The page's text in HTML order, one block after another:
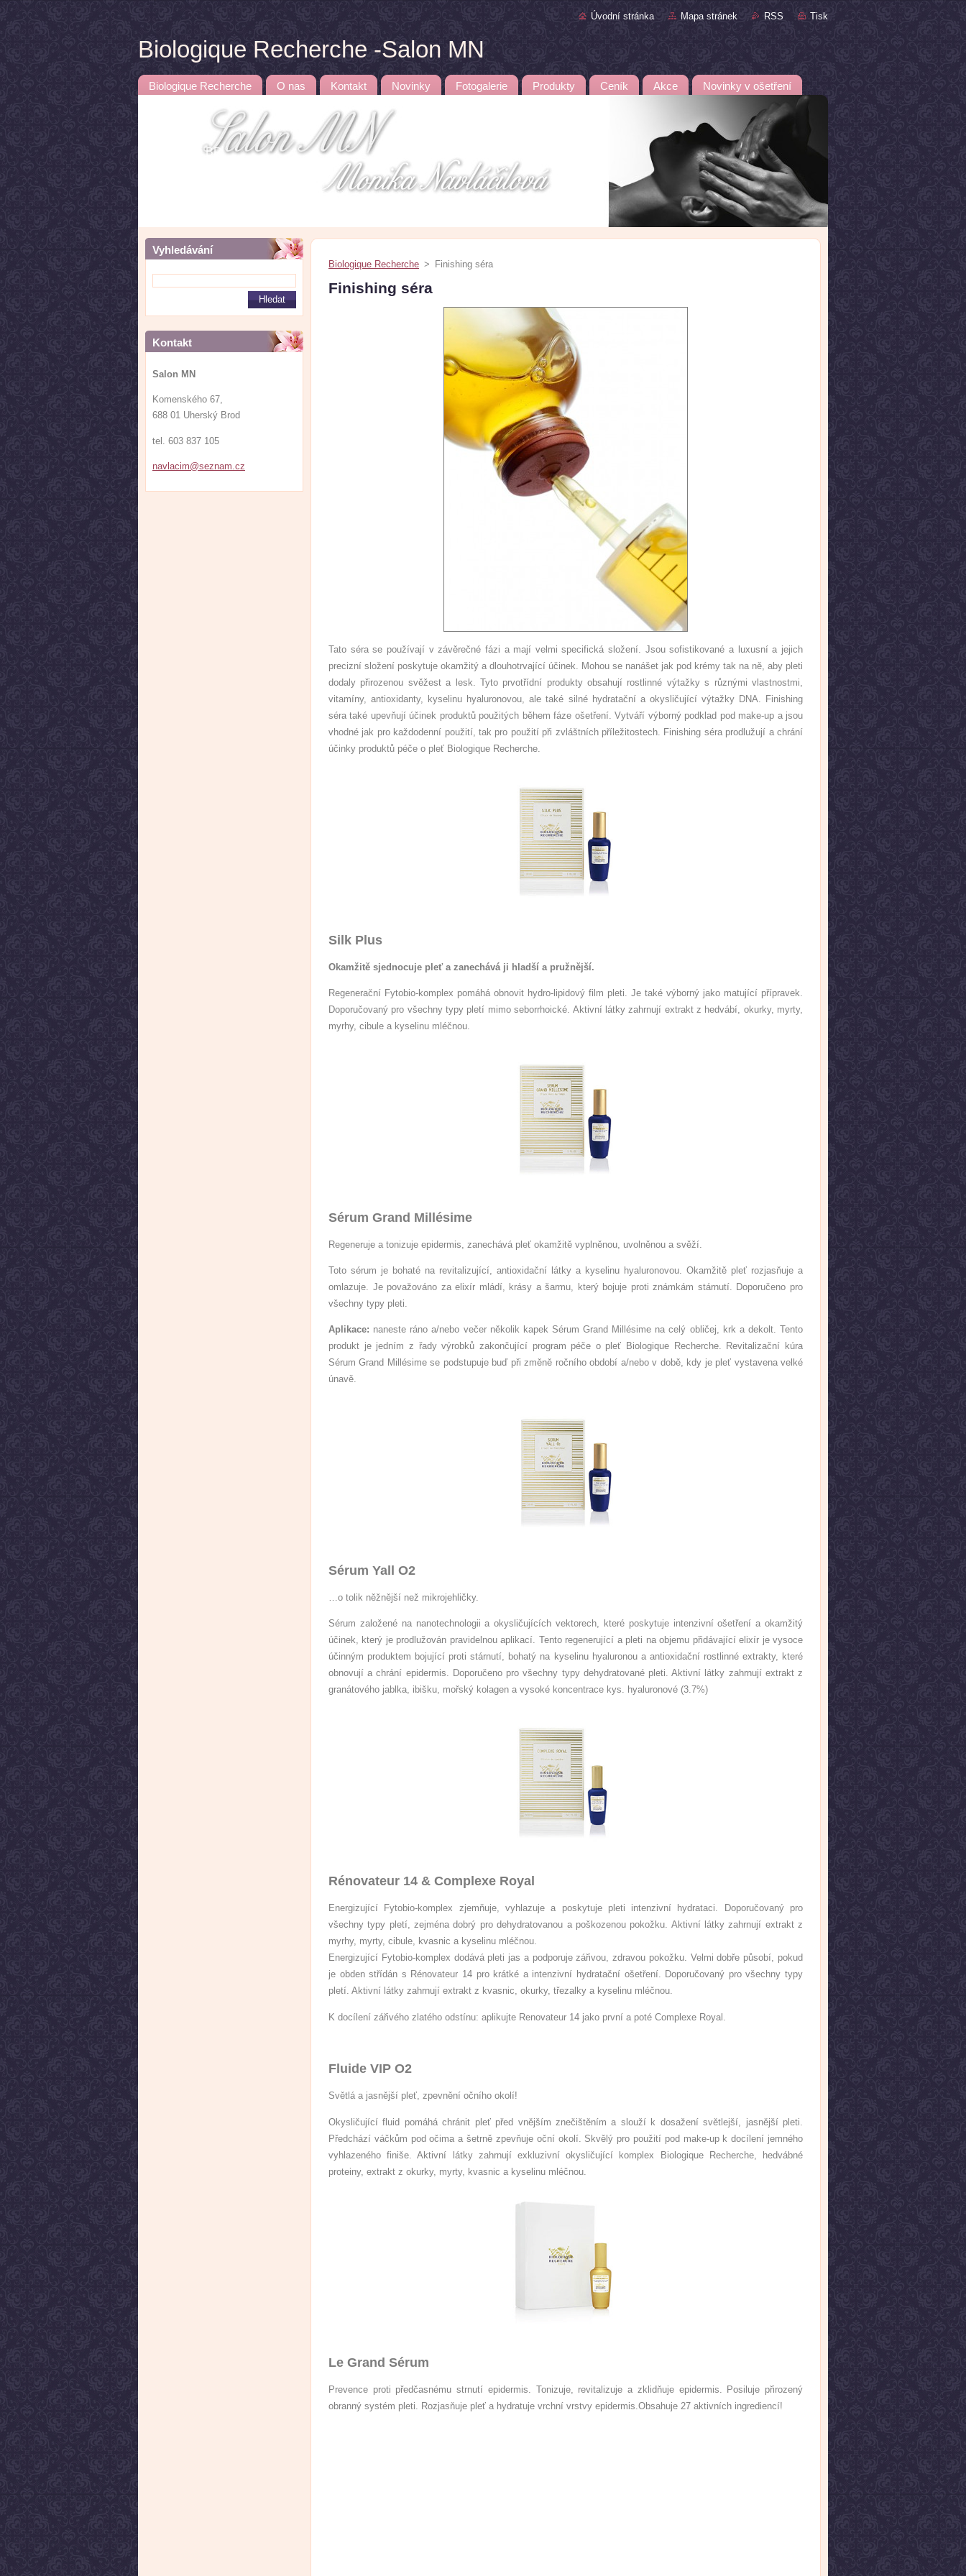
Úvodní stránka Mapa stránek RSS Tisk
Biologique Recherche -Salon MN
Biologique Recherche O nas Kontakt Novinky Fotogalerie Produkty Ceník Akce Novinky v ošetření
Kosmetika BR
Vyhledávání
Kontakt
Salon MN
Komenského 67,
688 01 Uherský Brod
tel. 603 837 105
navlacim@seznam. cz
Biologique Recherche > Finishing séra
Finishing séra
Tato séra se používají v závěrečné fázi a mají velmi specifická složení. Jsou sofistikované a luxusní a jejich
precizní složení poskytuje okamžitý a dlouhotrvající účinek. Mohou se nanášet jak pod krémy tak na ně, aby pleti
dodaly přirozenou svěžest a lesk. Tyto prvotřídní produkty obsahují rostlinné výtažky s různými vlastnostmi,
vitamíny, antioxidanty, kyselinu hyaluronovou, ale také silné hydratační a okysličující výtažky DNA. Finishing
séra také upevňují účinek produktů použitých během fáze ošetření. Vytváří výborný podklad pod make-up a jsou
vhodné jak pro každodenní použití, tak pro použití při zvláštních příležitostech. Finishing séra prodlužují a chrání
účinky produktů péče o pleť Biologique Recherche.
Silk Plus
Okamžitě sjednocuje pleť a zanechává ji hladší a pružnější.
Regenerační Fytobio-komplex pomáhá obnovit hydro-lipidový film pleti. Je také výborný jako matující přípravek.
Doporučovaný pro všechny typy pletí mimo seborrhoické. Aktivní látky zahrnují extrakt z hedvábí, okurky, myrty,
myrhy, cibule a kyselinu mléčnou.
Sérum Grand Millésime
Regeneruje a tonizuje epidermis, zanechává pleť okamžitě vyplněnou, uvolněnou a svěží.
Toto sérum je bohaté na revitalizující, antioxidační látky a kyselinu hyaluronovou. Okamžitě pleť rozjasňuje a
omlazuje. Je považováno za elixír mládí, krásy a šarmu, který bojuje proti známkám stárnutí. Doporučeno pro
všechny typy pleti.
Aplikace: naneste ráno a/nebo večer několik kapek Sérum Grand Millésime na celý obličej, krk a dekolt. Tento
produkt je jedním z řady výrobků zakončující program péče o pleť Biologique Recherche. Revitalizační kúra
Sérum Grand Millésime se podstupuje buď při změně ročního období a/nebo v době, kdy je pleť vystavena velké
únavě.
Sérum Yall O2
…o tolik něžnější než mikrojehličky.
Sérum založené na nanotechnologii a okysličujících vektorech, které poskytuje intenzivní ošetření a okamžitý
účinek, který je prodlužován pravidelnou aplikací. Tento regenerující a pleti na objemu přidávající elixír je vysoce
účinným produktem bojující proti stárnutí, bohatý na kyselinu hyaluronou a antioxidační rostlinné extrakty, které
obnovují a chrání epidermis. Doporučeno pro všechny typy dehydratované pleti. Aktivní látky zahrnují extrakt z
granátového jablka, ibišku, mořský kolagen a vysoké koncentrace kys. hyaluronové (3.7%)
Rénovateur 14 & Complexe Royal
Energizující Fytobio-komplex zjemňuje, vyhlazuje a poskytuje pleti intenzivní hydrataci. Doporučovaný pro
všechny typy pletí, zejména dobrý pro dehydratovanou a poškozenou pokožku. Aktivní látky zahrnují extrakt z
myrhy, myrty, cibule, kvasnic a kyselinu mléčnou.
Energizující Fytobio-komplex dodává pleti jas a podporuje zářivou, zdravou pokožku. Velmi dobře působí, pokud
je obden střídán s Rénovateur 14 pro krátké a intenzivní hydratační ošetření. Doporučovaný pro všechny typy
pletí. Aktivní látky zahrnují extrakt z kvasnic, okurky, třezalky a kyselinu mléčnou.
K docílení zářivého zlatého odstínu: aplikujte Renovateur 14 jako první a poté Complexe Royal.
Fluide VIP O2
Světlá a jasnější pleť, zpevnění očního okolí!
Okysličující fluid pomáhá chránit pleť před vnějším znečištěním a slouží k dosažení světlejší, jasnější pleti.
Předchází váčkům pod očima a šetrně zpevňuje oční okolí. Skvělý pro použití pod make-up k docílení jemného
vyhlazeného finiše. Aktivní látky zahrnují exkluzivní okysličující komplex Biologique Recherche, hedvábné
proteiny, extrakt z okurky, myrty, kvasnic a kyselinu mléčnou.
Le Grand Sérum
Prevence proti předčasnému strnutí epidermis. Tonizuje, revitalizuje a zklidňuje epidermis. Posiluje přirozený
obranný systém pleti. Rozjasňuje pleť a hydratuje vrchní vrstvy epidermis.Obsahuje 27 aktivních ingrediencí!